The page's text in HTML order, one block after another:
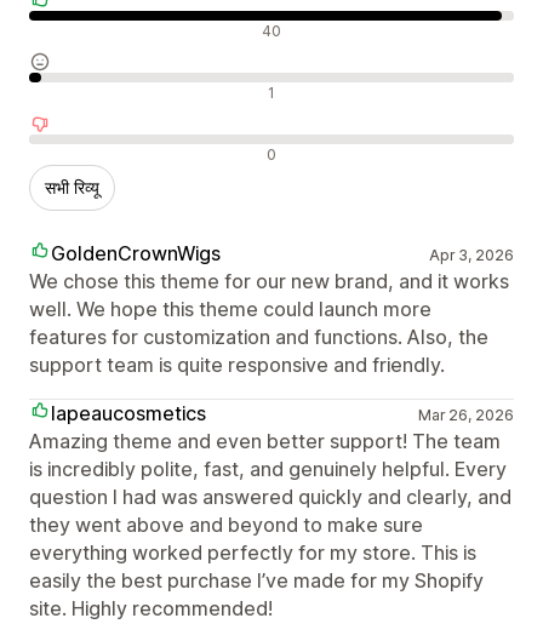
40
1
0
सभी रिव्यू
GoldenCrownWigs Apr 3, 2026
We chose this theme for our new brand, and it works
well. We hope this theme could launch more
features for customization and functions. Also, the
support team is quite responsive and friendly.
lapeaucosmetics
Mar 26, 2026
Amazing theme and even better support! The team
is incredibly polite, fast, and genuinely helpful. Every
question I had was answered quickly and clearly, and
they went above and beyond to make sure
everything worked perfectly for my store. This is
easily the best purchase I’ve made for my Shopify
site. Highly recommended!